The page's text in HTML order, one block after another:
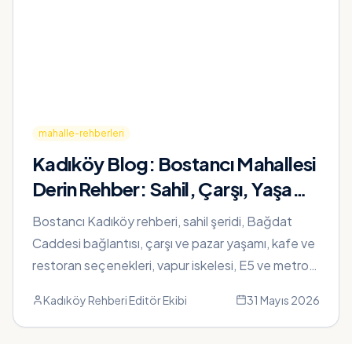
mahalle-rehberleri
Kadıköy Blog: Bostancı Mahallesi
Derin Rehber: Sahil, Çarşı, Yaşam
ve Ulaşım
Bostancı Kadıköy rehberi, sahil şeridi, Bağdat
Caddesi bağlantısı, çarşı ve pazar yaşamı, kafe ve
restoran seçenekleri, vapur iskelesi, E5 ve metro
Kadıköy Rehberi Editör Ekibi 31 Mayıs 2026